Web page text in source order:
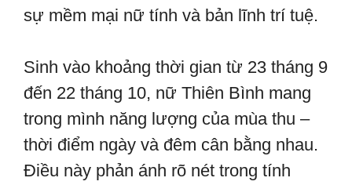
sự mềm mại nữ tính và bản lĩnh trí tuệ.
Sinh vào khoảng thời gian từ 23 tháng 9
đến 22 tháng 10, nữ Thiên Bình mang
trong mình năng lượng của mùa thu –
thời điểm ngày và đêm cân bằng nhau.
Điều này phản ánh rõ nét trong tính